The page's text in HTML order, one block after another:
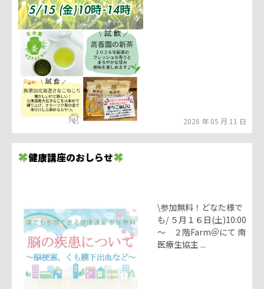
2026 年 05 月 11 日
健康講座のおしらせ
\参加無料！どなた様で
も/ ５月１６日(土)10:00
～ ２階Farm＠にて 南
医療生協主 ...